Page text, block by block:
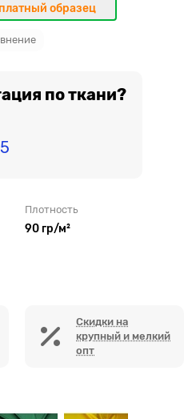
образец
по ткани?
Плотность
90 гр/м²
Скидки на
крупный и мелкий
опт